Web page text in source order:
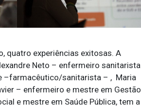
quatro experiências exitosas. A
Neto – enfermeiro sanitarista
–farmacêutico/sanitarista – , Maria
– enfermeiro e mestre em Gestão
e mestre em Saúde Pública, tem a